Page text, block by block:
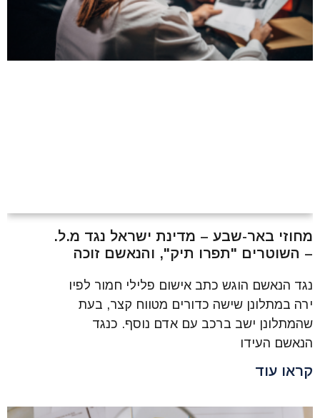
מחוזי באר-שבע – מדינת ישראל נגד מ.ל.
– השוטרים "תפרו תיק", והנאשם זוכה
נגד הנאשם הוגש כתב אישום פלילי חמור לפיו
ירה במתלונן שישה כדורים מטווח קצר, בעת
שהמתלונן ישב ברכב עם אדם נוסף. כנגד
הנאשם העידו
קראו עוד